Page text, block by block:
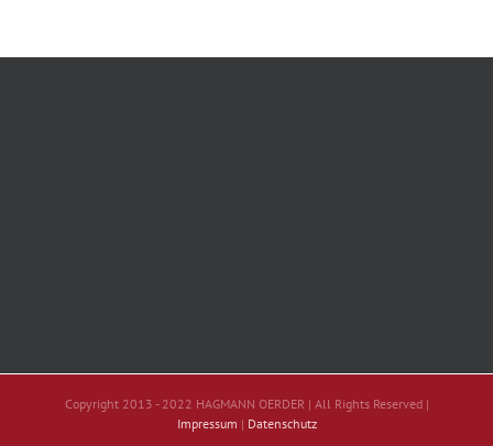
Copyright 2013 - 2022 HAGMANN OERDER | All Rights Reserved |
Impressum | Datenschutz